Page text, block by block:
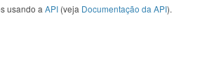
usando a API (veja Documentação da API).